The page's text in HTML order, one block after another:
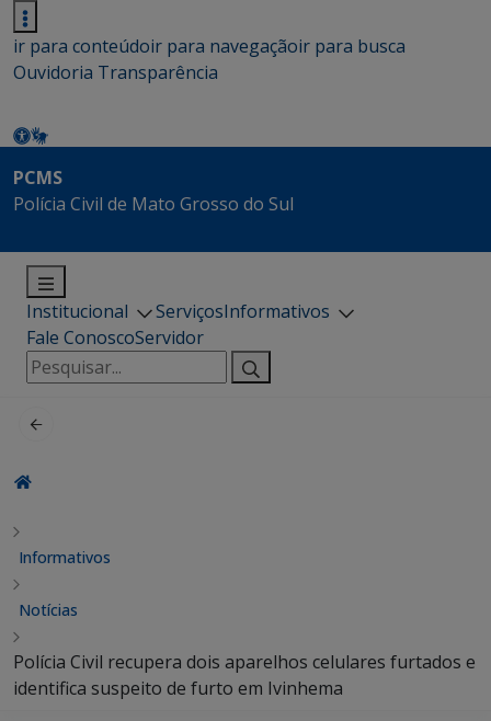
ir para conteúdoir para navegaçãoir para busca
Ouvidoria Transparência
PCMS
Polícia Civil de Mato Grosso do Sul
Institucional ServiçosInformativos
Fale ConoscoServidor
Pesquisar
por:
Informativos
Notícias
Polícia Civil recupera dois aparelhos celulares furtados e
identifica suspeito de furto em Ivinhema